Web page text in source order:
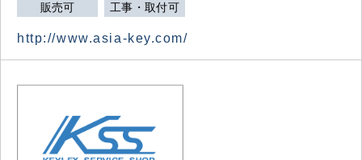
販売可 工事・取付可
http://www.asia-key.com/